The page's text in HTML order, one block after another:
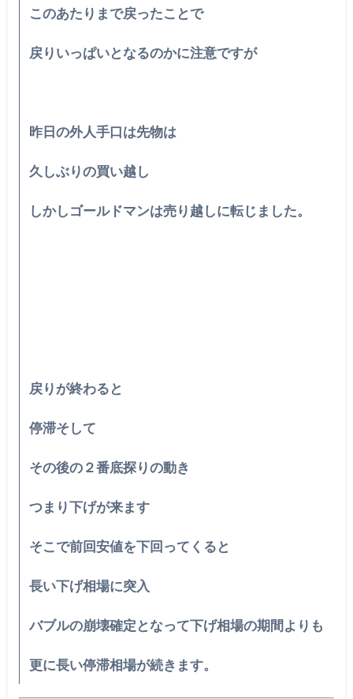
このあたりまで戻ったことで
戻りいっぱいとなるのかに注意ですが
昨日の外人手口は先物は
久しぶりの買い越し
しかしゴールドマンは売り越しに転じました。
戻りが終わると
停滞そして
その後の２番底探りの動き
つまり下げが来ます
そこで前回安値を下回ってくると
長い下げ相場に突入
バブルの崩壊確定となって下げ相場の期間よりも
更に長い停滞相場が続きます。